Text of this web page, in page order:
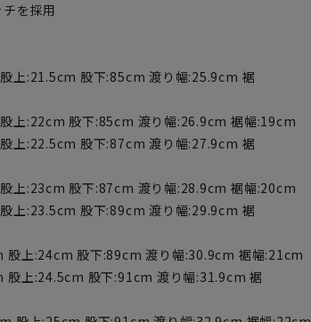
を採用
上:21.5cm 股下:85cm 渡り幅:25.9cm 裾
上:22cm 股下:85cm 渡り幅:26.9cm 裾幅:19cm
上:22.5cm 股下:87cm 渡り幅:27.9cm 裾
上:23cm 股下:87cm 渡り幅:28.9cm 裾幅:20cm
上:23.5cm 股下:89cm 渡り幅:29.9cm 裾
上:24cm 股下:89cm 渡り幅:30.9cm 裾幅:21cm
上:24.5cm 股下:91cm 渡り幅:31.9cm 裾